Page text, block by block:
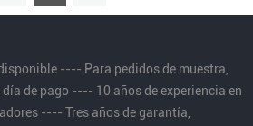
---- Para pedidos de muestra,
de pago ---- 10 años de experiencia en
---- Tres años de garantía,